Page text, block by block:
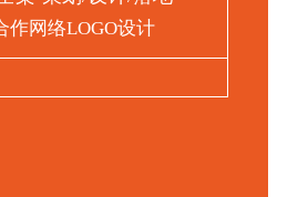
作网络LOGO设计